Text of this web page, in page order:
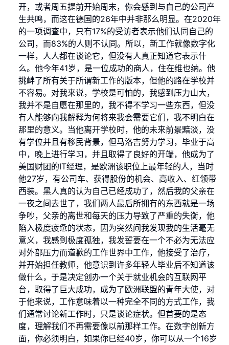
开，或者周五提前开始周末，你会感到与自己的公司产
生共鸣，而这在德国的26年中并非那么明显。在2020年
的一项调查中，只有17%的受访者表示他们认同自己的
公司，而83%的人则不认同。所以，新工作就像数字化
一样，人人都在谈论它，但没有人真正知道它表示什
么。他今年41岁，是一位成功的商人，住在维也纳。他
挑衅了所有关于所谓新工作的版本，但他的路在学校并
不容易。对我来说，学校是可怕的，我感到压力山大，
我并不是自愿在那里的，我不得不学习一些东西，但没
有人能够向我解释为何将来我会需要它们，我不明白在
那里的意义。当他离开学校时，他的未来前景黯淡，没
有学位并且有移民背景，但马洛吉努力学习，毕业于高
中，晚上进行学习，并且取得了良好的开端，他成为了
美国财团的IT经理，是欧洲该职位上最年轻的人，当时
他27岁，有公司车、获得股份的机会、高收入、红领带
西装。黑人真的认为自己已经成功了，然后我的父亲在
一夜之间去世了，我们两人最后所拥有的东西就是一场
争吵，父亲的离世和每天的压力导致了严重的失衡，他
陷入极度疲惫的状态，因为突然间我发现我的生活毫无
意义，我感到极度孤独，我发誓要在一个不必为无法应
对外部压力而道歉的工作世界中工作，他接受了治疗，
并开始担任教师，他意识到许多年轻人毕业后不知道该
做什么，于是决定创办一个关于就业机会的互联网平
台，取得了巨大成功，成为了欧洲联盟的青年大使，对
于他来说，工作意味着以一种完全不同的方式工作，我
们通常讨论新工作时，只是谈论症状。但首要的是态
度，理解我们不再需要像以前那样工作。在数字创新方
面，你必须明白，如果你已经40岁，你可以从一个16岁